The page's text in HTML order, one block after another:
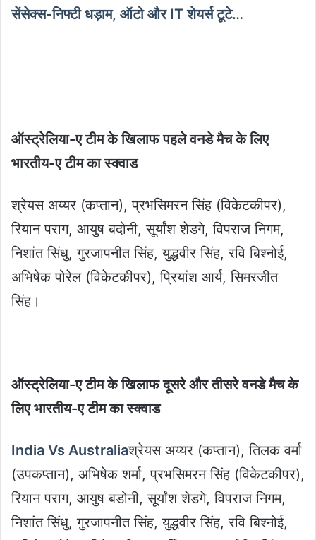
सेंसेक्स-निफ्टी धड़ाम, ऑटो और IT शेयर्स टूटे…
ऑस्ट्रेलिया-ए टीम के खिलाफ पहले वनडे मैच के लिए
भारतीय-ए टीम का स्क्वाड
श्रेयस अय्यर (कप्तान), प्रभसिमरन सिंह (विकेटकीपर),
रियान पराग, आयुष बदोनी, सूर्यांश शेडगे, विपराज निगम,
निशांत सिंधु, गुरजापनीत सिंह, युद्धवीर सिंह, रवि बिश्नोई,
अभिषेक पोरेल (विकेटकीपर), प्रियांश आर्य, सिमरजीत
सिंह।
ऑस्ट्रेलिया-ए टीम के खिलाफ दूसरे और तीसरे वनडे मैच के
लिए भारतीय-ए टीम का स्क्वाड
India Vs Australiaश्रेयस अय्यर (कप्तान), तिलक वर्मा
(उपकप्तान), अभिषेक शर्मा, प्रभसिमरन सिंह (विकेटकीपर),
रियान पराग, आयुष बडोनी, सूर्यांश शेडगे, विपराज निगम,
निशांत सिंधु, गुरजापनीत सिंह, युद्धवीर सिंह, रवि बिश्नोई,